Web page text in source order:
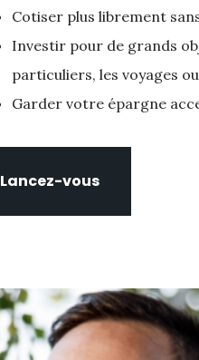
Cotiser plus librement
Investir pour de grands
particuliers, les voyages
Garder votre épargne
Lancez-vous